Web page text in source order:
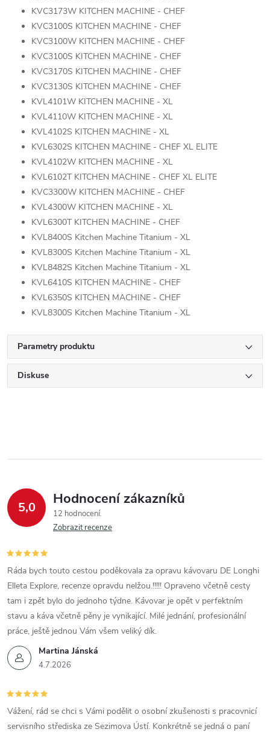
KVC3173W KITCHEN MACHINE - CHEF
KVC3100S KITCHEN MACHINE - CHEF
KVC3100W KITCHEN MACHINE - CHEF
KVC3100S KITCHEN MACHINE - CHEF
KVC3170S KITCHEN MACHINE - CHEF
KVC3130S KITCHEN MACHINE - CHEF
KVL4101W KITCHEN MACHINE - XL
KVL4110W KITCHEN MACHINE - XL
KVL4102S KITCHEN MACHINE - XL
KVL6302S KITCHEN MACHINE - CHEF XL ELITE
KVL4102W KITCHEN MACHINE - XL
KVL6102T KITCHEN MACHINE - CHEF XL ELITE
KVC3300W KITCHEN MACHINE - CHEF
KVL4300W KITCHEN MACHINE - XL
KVL6300T KITCHEN MACHINE - CHEF
KVL8400S Kitchen Machine Titanium - XL
KVL8300S Kitchen Machine Titanium - XL
KVL8482S Kitchen Machine Titanium - XL
KVL6410S KITCHEN MACHINE - CHEF
KVL6350S KITCHEN MACHINE - CHEF
KVL8300S Kitchen Machine Titanium - XL
Parametry produktu
Diskuse
5,0 Hodnocení zákazníků
12 hodnocení
Zobrazit recenze
Martina Jánská
4.7.2026
Ráda bych touto cestou poděkovala za opravu kávovaru DE Longhi
Elleta Explore, recenze opravdu nelžou.!!!!! Opraveno včetně cesty
tam i zpět bylo do jednoho týdne. Kávovar je opět v perfektním
stavu a káva včetně pěny je vynikající. Milé jednání, profesionální
práce, ještě jednou Vám všem veliký dík.
Vážení, rád se chci s Vámi podělit o osobní zkušenosti s pracovnicí
servisního střediska ze Sezimova Ústí. Konkrétně se jedná o paní